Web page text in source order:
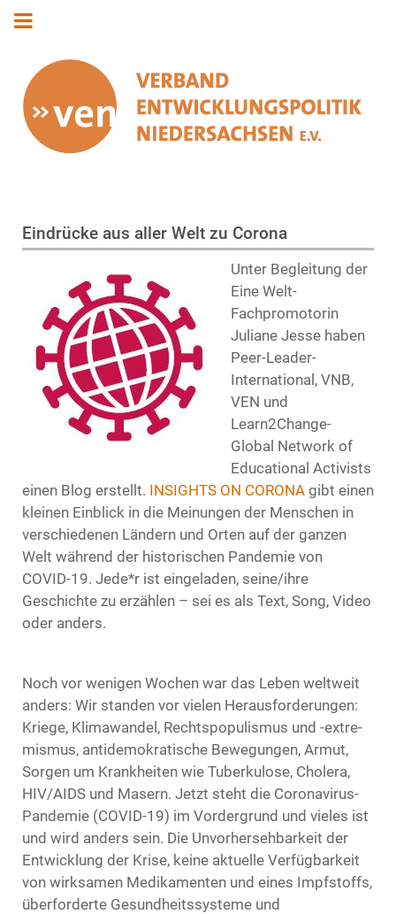
Eindrücke aus aller Welt zu Corona
Unter Begleitung der
Eine Welt-
Fachpromotorin
Juliane Jesse haben
Peer-Leader-
International, VNB,
VEN und
Learn2Change-
Global Network of
Educational Activists
einen Blog erstellt. INSIGHTS ON CORONA gibt einen
kleinen Einblick in die Meinungen der Menschen in
verschiedenen Ländern und Orten auf der ganzen
Welt während der historischen Pandemie von
COVID-19. Jede*r ist eingeladen, seine/ihre
Geschichte zu erzählen – sei es als Text, Song, Video
oder anders.
Noch vor wenigen Wochen war das Leben weltweit
anders: Wir standen vor vielen Herausforderungen:
Kriege, Klimawandel, Rechtspopulismus und -extre­
mismus, antidemokratische Bewegungen, Armut,
Sorgen um Krankheiten wie Tuberkulose, Cholera,
HIV/AIDS und Masern. Jetzt steht die Coronavirus-
Pandemie (COVID-19) im Vordergrund und vieles ist
und wird anders sein. Die Unvorhersehbarkeit der
Entwicklung der Krise, keine aktuelle Verfügbarkeit
von wirksamen Medikamenten und eines Impfstoffs,
überforderte Gesundheitssysteme und